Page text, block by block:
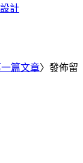
計
篇文章〉發佈留